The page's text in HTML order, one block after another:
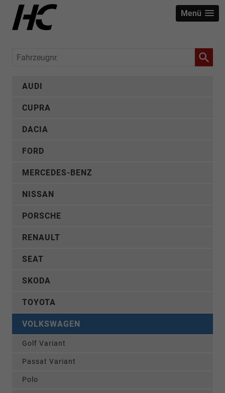
Menü
Fahrzeugnr.
AUDI
CUPRA
DACIA
FORD
MERCEDES-BENZ
NISSAN
PORSCHE
RENAULT
SEAT
SKODA
TOYOTA
VOLKSWAGEN
Golf Variant
Passat Variant
Polo